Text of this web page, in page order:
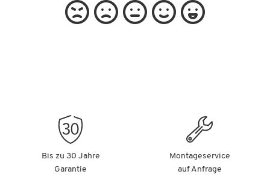
Bis zu 30 Jahre
Garantie
Montageservice
auf Anfrage